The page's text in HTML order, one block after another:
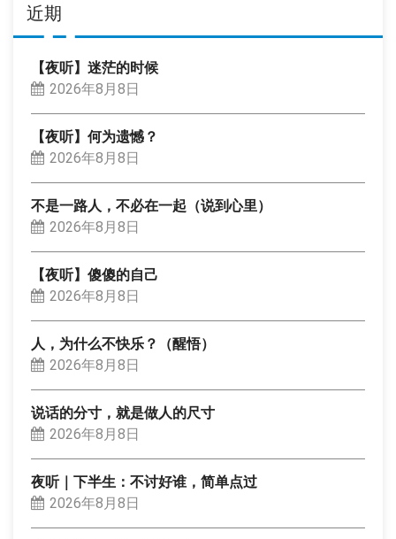
近期
【夜听】迷茫的时候
2026年8月8日
【夜听】何为遗憾？
2026年8月8日
不是一路人，不必在一起（说到心里）
2026年8月8日
【夜听】傻傻的自己
2026年8月8日
人，为什么不快乐？（醒悟）
2026年8月8日
说话的分寸，就是做人的尺寸
2026年8月8日
夜听｜下半生：不讨好谁，简单点过
2026年8月8日